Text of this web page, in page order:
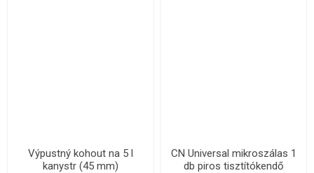
Výpustný kohout na 5 l
kanystr (45 mm)
CN Universal mikroszálas 1
db piros tisztítókendő